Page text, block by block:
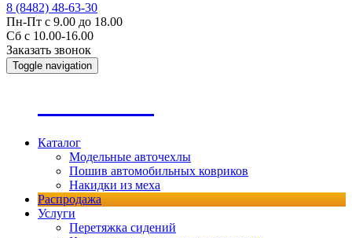
8 (8482) 48-63-30
Пн-Пт с 9.00 до 18.00
Сб с 10.00-16.00
Заказать звонок
Toggle navigation
Каталог
Модельные авточехлы
Пошив автомобильных ковриков
Накидки из меха
Распродажа
Услуги
Перетяжка сидений